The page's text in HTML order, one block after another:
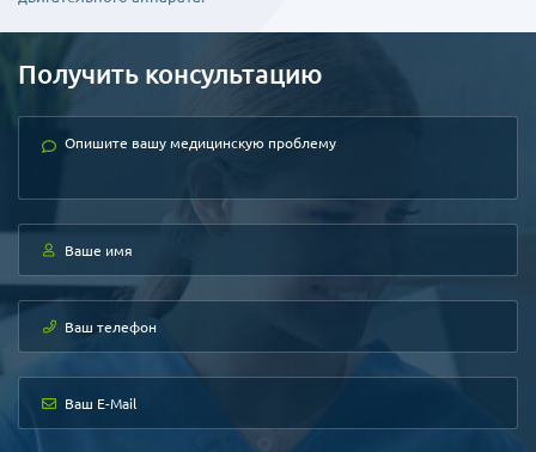
Получить консультацию